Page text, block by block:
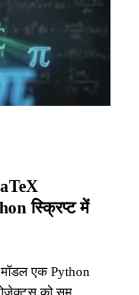
स्क्रिप्ट में
एक Python
को समृद्ध